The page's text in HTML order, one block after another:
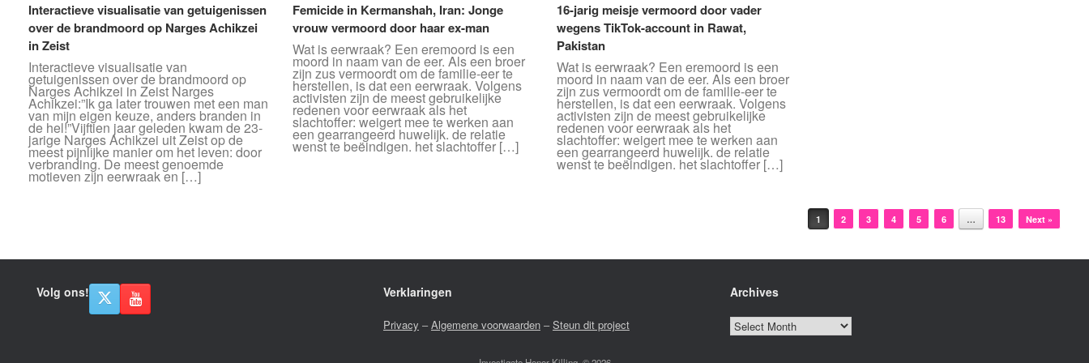
Interactieve visualisatie van getuigenissen
over de brandmoord op Narges Achikzei
in Zeist
Interactieve visualisatie van
getuigenissen over de brandmoord op
Narges Achikzei in Zeist Narges
Achikzei:”Ik ga later trouwen met een man
van mijn eigen keuze, anders branden in
de hel!”Vijftien jaar geleden kwam de 23-
jarige Narges Achikzei uit Zeist op de
meest pijnlijke manier om het leven: door
verbranding. De meest genoemde
motieven zijn eerwraak en […]
Femicide in Kermanshah, Iran: Jonge
vrouw vermoord door haar ex-man
Wat is eerwraak? Een eremoord is een
moord in naam van de eer. Als een broer
zijn zus vermoordt om de familie-eer te
herstellen, is dat een eerwraak. Volgens
activisten zijn de meest gebruikelijke
redenen voor eerwraak als het
slachtoffer: weigert mee te werken aan
een gearrangeerd huwelijk. de relatie
wenst te beëindigen. het slachtoffer […]
16-jarig meisje vermoord door vader
wegens TikTok-account in Rawat,
Pakistan
Wat is eerwraak? Een eremoord is een
moord in naam van de eer. Als een broer
zijn zus vermoordt om de familie-eer te
herstellen, is dat een eerwraak. Volgens
activisten zijn de meest gebruikelijke
redenen voor eerwraak als het
slachtoffer: weigert mee te werken aan
een gearrangeerd huwelijk. de relatie
wenst te beëindigen. het slachtoffer […]
1 2 3 4 5 6 … 13 Next »
Volg ons! Verklaringen
Privacy –Algemene voorwaarden–Steun dit project
Archives
Archives